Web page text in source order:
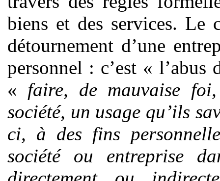
biens et des services. Le
détournement d’une
personnel : c’est «
« faire, de mauvaise
société, un usage qu’ils
ci, à des fins
société ou entreprise